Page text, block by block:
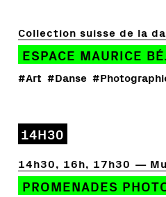
Collection suisse de la
ESPACE MAURICE
#Art #Danse
14H30
14h30, 16h, 17h30
PROMENADES